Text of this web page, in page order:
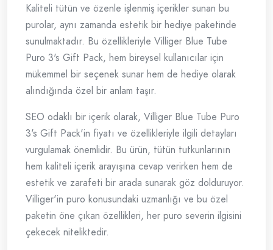
Kaliteli tütün ve özenle işlenmiş içerikler sunan bu
purolar, aynı zamanda estetik bir hediye paketinde
sunulmaktadır. Bu özellikleriyle Villiger Blue Tube
Puro 3's Gift Pack, hem bireysel kullanıcılar için
mükemmel bir seçenek sunar hem de hediye olarak
alındığında özel bir anlam taşır.
SEO odaklı bir içerik olarak, Villiger Blue Tube Puro
3's Gift Pack'in fiyatı ve özellikleriyle ilgili detayları
vurgulamak önemlidir. Bu ürün, tütün tutkunlarının
hem kaliteli içerik arayışına cevap verirken hem de
estetik ve zarafeti bir arada sunarak göz dolduruyor.
Villiger'in puro konusundaki uzmanlığı ve bu özel
paketin öne çıkan özellikleri, her puro severin ilgisini
çekecek niteliktedir.